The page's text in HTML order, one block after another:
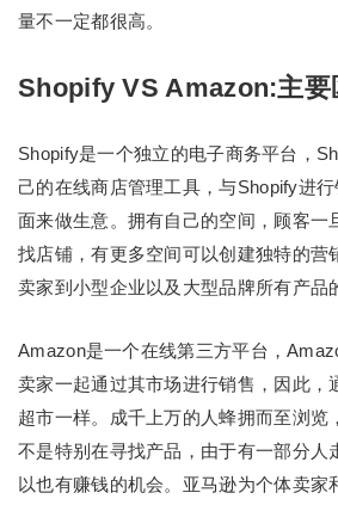
量不一定都很高。
Shopify VS Amazon:主要
Shopify是一个独立的电子商务平台，
己的在线商店管理工具，与Shopify进
面来做生意。拥有自己的空间，顾客一
找店铺，有更多空间可以创建独特的营
卖家到小型企业以及大型品牌所有产品
Amazon是一个在线第三方平台，
卖家一起通过其市场进行销售，因此，
超市一样。成千上万的人蜂拥而至浏览
不是特别在寻找产品，由于有一部分人
以也有赚钱的机会。亚马逊为个体卖家